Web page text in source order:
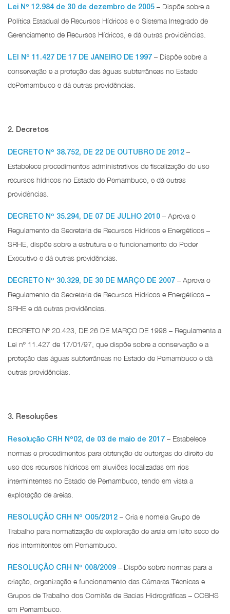
Lei Nº 12.984 de 30 de dezembro de 2005 – Dispõe sobre a
Política Estadual de Recursos Hídricos e o Sistema Integrado de
Gerenciamento de Recursos Hídricos, e dá outras providências.
LEI Nº 11.427 DE 17 DE JANEIRO DE 1997 – Dispõe sobre a
conservação e a proteção das águas subterrâneas no Estado
dePernambuco e dá outras providências.
2. Decretos
DECRETO Nº 38.752, DE 22 DE OUTUBRO DE 2012 –
Estabelece procedimentos administrativos de fiscalização do uso
recursos hídricos no Estado de Pernambuco, e dá outras
providências.
DECRETO Nº 35.294, DE 07 DE JULHO 2010 – Aprova o
Regulamento da Secretaria de Recursos Hídricos e Energéticos –
SRHE, dispõe sobre a estrutura e o funcionamento do Poder
Executivo e dá outras providências.
DECRETO Nº 30.329, DE 30 DE MARÇO DE 2007 – Aprova o
Regulamento da Secretaria de Recursos Hídricos e Energéticos –
SRHE e dá outras providências.
DECRETO Nº 20.423, DE 26 DE MARÇO DE 1998 – Regulamenta a
Lei nº 11.427 de 17/01/97, que dispõe sobre a conservação e a
proteção das águas subterrâneas no Estado de Pernambuco e dá
outras providências.
3. Resoluções
Resolução CRH Nº02, de 03 de maio de 2017 – Estabelece
normas e procedimentos para obtenção de outorgas do direito de
uso dos recursos hídricos em aluviões localizadas em rios
intermintentes no Estado de Pernambuco, tendo em vista a
explotação de areias.
RESOLUÇÃO CRH Nº O05/2012 – Cria e nomeia Grupo de
Trabalho para normatização de exploração de areia em leito seco de
rios intermitentes em Pernambuco.
RESOLUÇÃO CRH Nº 008/2009 – Dispõe sobre normas para a
criação, organização e funcionamento das Câmaras Técnicas e
Grupos de Trabalho dos Comitês de Bacias Hidrográficas – COBHS
em Pernambuco.